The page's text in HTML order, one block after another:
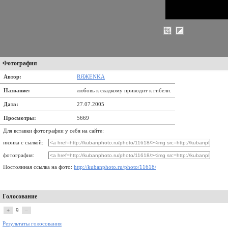
Фотография
Автор: RЯЖENKA
Название: любовь к сладкому приводит к гибели.
Дата: 27.07.2005
Просмотры: 5669
Для вставки фотографии у себя на сайте:
иконка с сылкой:
фотография:
Постоянная ссылка на фото: http://kubanphoto.ru/photo/11618/
Голосование
+ 9 –
Результаты голосования